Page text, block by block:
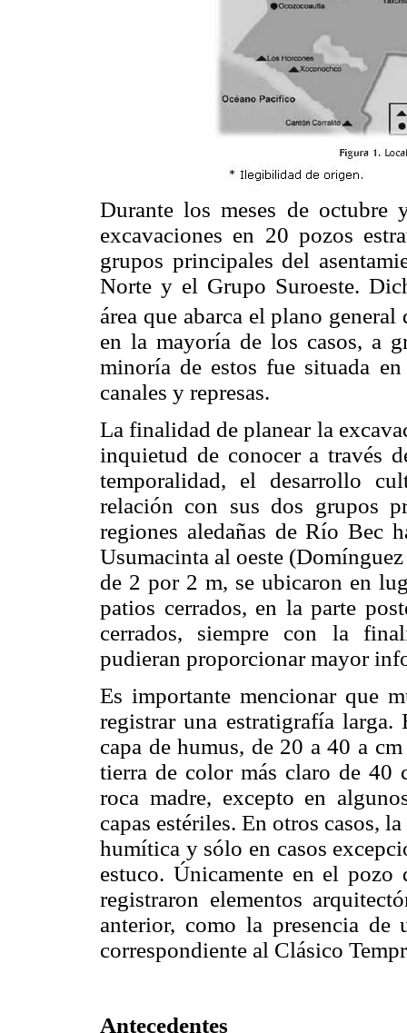
Durante los meses de octubre
excavaciones en 20 pozos
grupos principales del
Norte y el Grupo Suroeste.
área que abarca el plano
en la mayoría de los casos, a
minoría de estos fue situada
canales y represas.
La finalidad de planear la
inquietud de conocer a través
temporalidad, el desarrollo
relación con sus dos grupos
regiones aledañas de Río Bec
Usumacinta al oeste
de 2 por 2 m, se ubicaron en
patios cerrados, en la parte
cerrados, siempre con la
pudieran proporcionar mayor
Es importante mencionar que
registrar una estratigrafía
capa de humus, de 20 a 40 a
tierra de color más claro de 40
roca madre, excepto en
capas estériles. En otros casos,
humítica y sólo en casos
estuco. Únicamente en el
registraron elementos
anterior, como la presencia de
correspondiente al Clásico
Antecedentes